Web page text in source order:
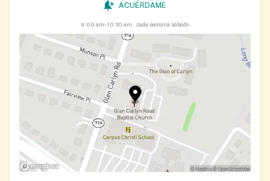
ACUÉRDAME
9:00 am–10:30 am cada semana sábado